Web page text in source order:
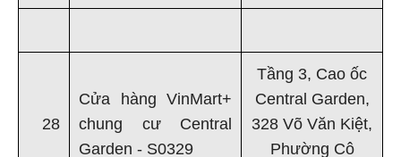
28
Cửa hàng VinMart+
chung cư Central
Garden - S0329
Tầng 3, Cao ốc
Central Garden,
328 Võ Văn Kiệt,
Phường Cô